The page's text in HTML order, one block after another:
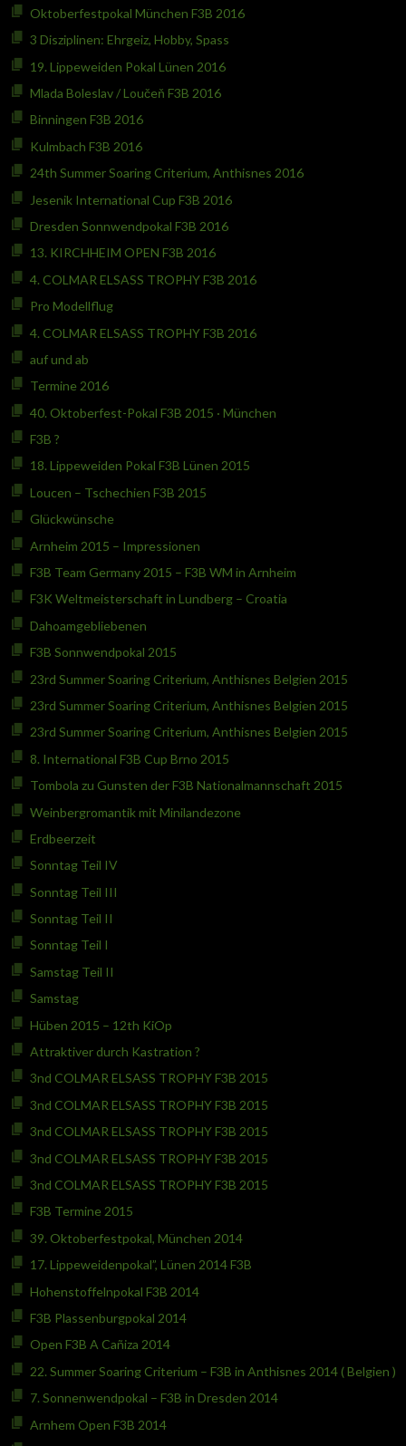
Oktoberfestpokal München F3B 2016
3 Disziplinen: Ehrgeiz, Hobby, Spass
19. Lippeweiden Pokal Lünen 2016
Mlada Boleslav / Loučeň F3B 2016
Binningen F3B 2016
Kulmbach F3B 2016
24th Summer Soaring Criterium, Anthisnes 2016
Jesenik International Cup F3B 2016
Dresden Sonnwendpokal F3B 2016
13. KIRCHHEIM OPEN F3B 2016
4. COLMAR ELSASS TROPHY F3B 2016
Pro Modellflug
4. COLMAR ELSASS TROPHY F3B 2016
auf und ab
Termine 2016
40. Oktoberfest-Pokal F3B 2015 · München
F3B ?
18. Lippeweiden Pokal F3B Lünen 2015
Loucen – Tschechien F3B 2015
Glückwünsche
Arnheim 2015 – Impressionen
F3B Team Germany 2015 – F3B WM in Arnheim
F3K Weltmeisterschaft in Lundberg – Croatia
Dahoamgebliebenen
F3B Sonnwendpokal 2015
23rd Summer Soaring Criterium, Anthisnes Belgien 2015
23rd Summer Soaring Criterium, Anthisnes Belgien 2015
23rd Summer Soaring Criterium, Anthisnes Belgien 2015
8. International F3B Cup Brno 2015
Tombola zu Gunsten der F3B Nationalmannschaft 2015
Weinbergromantik mit Minilandezone
Erdbeerzeit
Sonntag Teil IV
Sonntag Teil III
Sonntag Teil II
Sonntag Teil I
Samstag Teil II
Samstag
Hüben 2015 – 12th KiOp
Attraktiver durch Kastration ?
3nd COLMAR ELSASS TROPHY F3B 2015
3nd COLMAR ELSASS TROPHY F3B 2015
3nd COLMAR ELSASS TROPHY F3B 2015
3nd COLMAR ELSASS TROPHY F3B 2015
3nd COLMAR ELSASS TROPHY F3B 2015
F3B Termine 2015
39. Oktoberfestpokal, München 2014
17. Lippeweidenpokal”, Lünen 2014 F3B
Hohenstoffelnpokal F3B 2014
F3B Plassenburgpokal 2014
Open F3B A Cañiza 2014
22. Summer Soaring Criterium – F3B in Anthisnes 2014 ( Belgien )
7. Sonnenwendpokal – F3B in Dresden 2014
Arnhem Open F3B 2014